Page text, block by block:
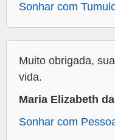
Sonhar com
Muito obrigada,
vida.
Maria Elizabeth
Sonhar com